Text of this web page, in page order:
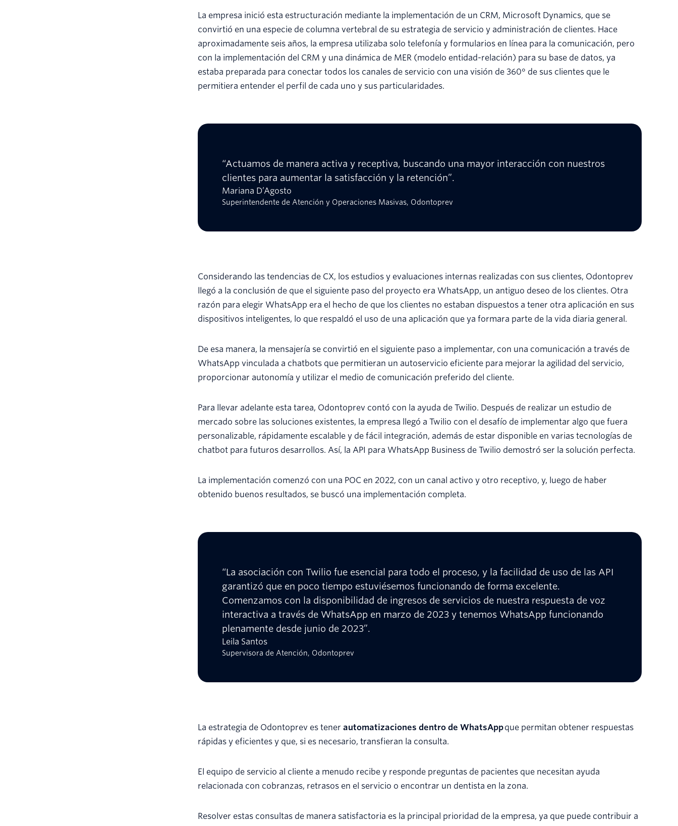
La empresa inició esta estructuración mediante la implementación de un CRM, Microsoft Dynamics, que se
convirtió en una especie de columna vertebral de su estrategia de servicio y administración de clientes. Hace
aproximadamente seis años, la empresa utilizaba solo telefonía y formularios en línea para la comunicación, pero
con la implementación del CRM y una dinámica de MER (modelo entidad-relación) para su base de datos, ya
estaba preparada para conectar todos los canales de servicio con una visión de 360° de sus clientes que le
permitiera entender el perfil de cada uno y sus particularidades.
“Actuamos de manera activa y receptiva, buscando una mayor interacción con nuestros
clientes para aumentar la satisfacción y la retención”.
Mariana D’Agosto
Superintendente de Atención y Operaciones Masivas, Odontoprev
Considerando las tendencias de CX, los estudios y evaluaciones internas realizadas con sus clientes, Odontoprev
llegó a la conclusión de que el siguiente paso del proyecto era WhatsApp, un antiguo deseo de los clientes. Otra
razón para elegir WhatsApp era el hecho de que los clientes no estaban dispuestos a tener otra aplicación en sus
dispositivos inteligentes, lo que respaldó el uso de una aplicación que ya formara parte de la vida diaria general.
De esa manera, la mensajería se convirtió en el siguiente paso a implementar, con una comunicación a través de
WhatsApp vinculada a chatbots que permitieran un autoservicio eficiente para mejorar la agilidad del servicio,
proporcionar autonomía y utilizar el medio de comunicación preferido del cliente.
Para llevar adelante esta tarea, Odontoprev contó con la ayuda de Twilio. Después de realizar un estudio de
mercado sobre las soluciones existentes, la empresa llegó a Twilio con el desafío de implementar algo que fuera
personalizable, rápidamente escalable y de fácil integración, además de estar disponible en varias tecnologías de
chatbot para futuros desarrollos. Así, la API para WhatsApp Business de Twilio demostró ser la solución perfecta.
La implementación comenzó con una POC en 2022, con un canal activo y otro receptivo, y, luego de haber
obtenido buenos resultados, se buscó una implementación completa.
“La asociación con Twilio fue esencial para todo el proceso, y la facilidad de uso de las API
garantizó que en poco tiempo estuviésemos funcionando de forma excelente.
Comenzamos con la disponibilidad de ingresos de servicios de nuestra respuesta de voz
interactiva a través de WhatsApp en marzo de 2023 y tenemos WhatsApp funcionando
plenamente desde junio de 2023”.
Leila Santos
Supervisora de Atención, Odontoprev
La estrategia de Odontoprev es tener automatizaciones dentro de WhatsAppque permitan obtener respuestas
rápidas y eficientes y que, si es necesario, transfieran la consulta.
El equipo de servicio al cliente a menudo recibe y responde preguntas de pacientes que necesitan ayuda
relacionada con cobranzas, retrasos en el servicio o encontrar un dentista en la zona.
Resolver estas consultas de manera satisfactoria es la principal prioridad de la empresa, ya que puede contribuir a